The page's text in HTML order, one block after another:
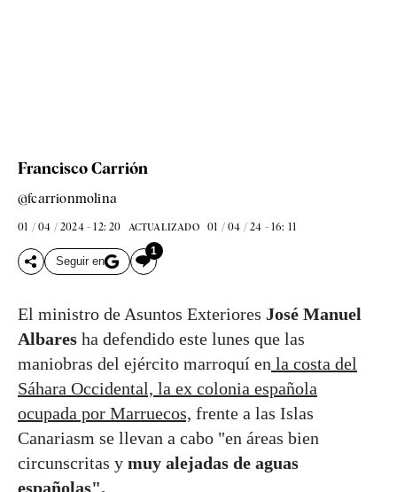
Francisco Carrión
@fcarrionmolina
01 / 04 / 2024 - 12: 20 ACTUALIZADO 01 / 04 / 24 - 16: 11
Seguir en
1
El ministro de Asuntos Exteriores José Manuel
Albares ha defendido este lunes que las
maniobras del ejército marroquí en la costa del
Sáhara Occidental, la ex colonia española
ocupada por Marruecos, frente a las Islas
Canariasm se llevan a cabo "en áreas bien
circunscritas y muy alejadas de aguas
españolas".